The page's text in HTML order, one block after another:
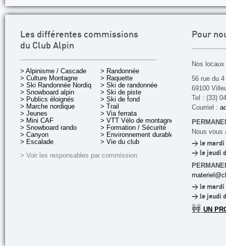
Les différentes commissions
du Club Alpin
> Alpinisme / Cascade
> Culture Montagne
> Ski Randonnée Nordique
> Snowboard alpin
> Publics éloignés
> Marche nordique
> Jeunes
> Mini CAF
> Snowboard rando
> Canyon
> Escalade
> Randonnée
> Raquette
> Ski de randonnée
> Ski de piste
> Ski de fond
> Trail
> Via ferrata
> VTT Vélo de montagne
> Formation / Sécurité
> Environnement durable
> Vie du club
> Voir les responsables par commission
Pour
Nos
56 rue du
69100
Tel : (33)
Courriel :
Nous vous
> le mardi
> le jeudi
> le mardi
> le jeudi
🚧 UN